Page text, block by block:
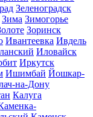
Зеленоградск
Зима Зимогорье
Зоринск
Ивантеевка Ивдель
Иловайск
Иркутск
Ишимбай Йошкар-
на-Дону
Калуга